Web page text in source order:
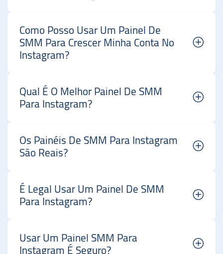
Como Posso Usar Um Painel De
SMM Para Crescer Minha Conta No
Instagram?
Qual É O Melhor Painel De SMM
Para Instagram?
Os Painéis De SMM Para Instagram
São Reais?
É Legal Usar Um Painel De SMM
Para Instagram?
Usar Um Painel SMM Para